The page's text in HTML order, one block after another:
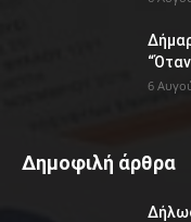
6
Δημοφιλή άρθρα